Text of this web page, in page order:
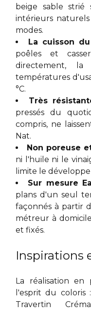
beige sable strié
intérieurs
modes.
La cuisson
poêles et
directement, la
températures
°C.
Très
pressés du
compris, ne
Nat.
Non poreuse
ni l'huile ni le
limite le
Sur mesure
plans d'un seul
façonnés à partir
métreur à
et fixés.
Inspirations
La réalisation en
l'esprit du
Travertin